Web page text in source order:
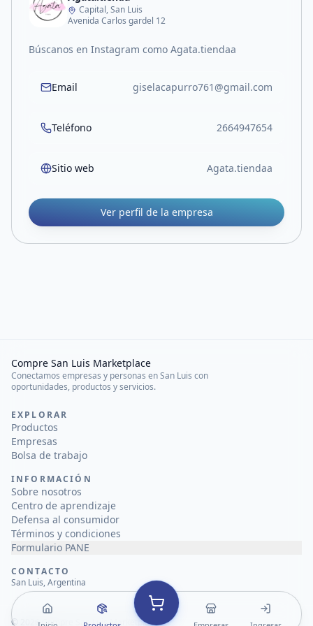
Capital, San Luis
Avenida Carlos gardel 12
Búscanos en Instagram como Agata.tiendaa
Email giselacapurro761@gmail.com
Teléfono 2664947654
Sitio web Agata.tiendaa
Ver perfil de la empresa
Compre San Luis Marketplace
Conectamos empresas y personas en San Luis con
oportunidades, productos y servicios.
EXPLORAR
Productos
Empresas
Bolsa de trabajo
INFORMACIÓN
Sobre nosotros
Centro de aprendizaje
Defensa al consumidor
Términos y condiciones
Formulario PANE
CONTACTO
San Luis, Argentina
© 2026Compre San Luis Marketplace